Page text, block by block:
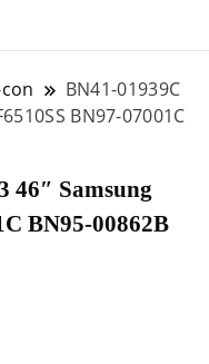
BN41-01939C
BN97-07001C
46″ Samsung
BN95-00862B